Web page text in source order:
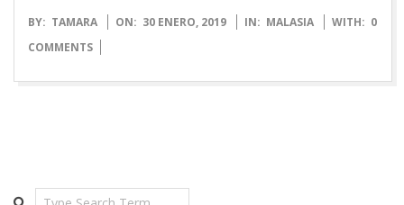
2019-
01-
BY: TAMARA ON: 30 ENERO, 2019 IN: MALASIA WITH: 0
COMMENTS
Search